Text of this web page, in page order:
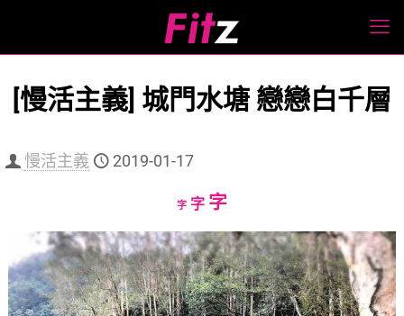
[慢活主義] 城門水塘 戀戀白千層
慢活主義 2019-01-17
字Decrease
size.
字Reset
size.
字Increase
size.